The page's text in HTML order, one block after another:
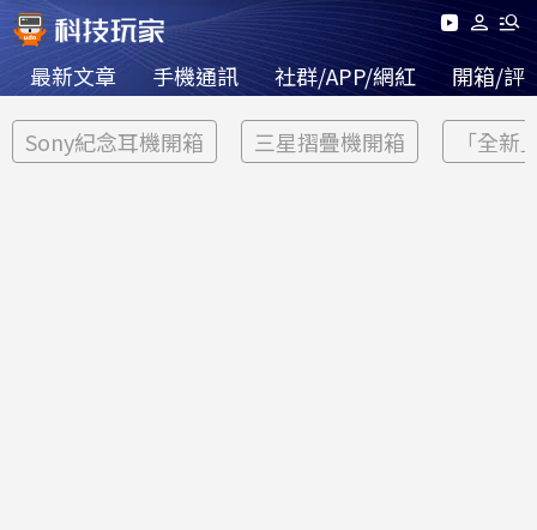
最新文章 手機通訊 社群/APP/網紅 開箱/評
Sony紀念耳機開箱 三星摺疊機開箱 「全新